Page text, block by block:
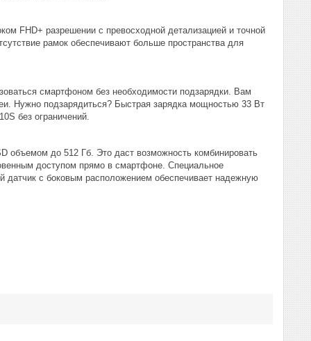
FHD+ разрешении с превосходной детализацией и точной
рамок обеспечивают больше пространства для
смартфоном без необходимости подзарядки. Вам
Нужно подзарядиться? Быстрая зарядка мощностью 33 Вт
без ограничений.
объемом до 512 Гб. Это даст возможность комбинировать
доступом прямо в смартфоне. Специальное
датчик с боковым расположением обеспечивает надежную